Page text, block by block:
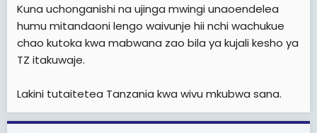
Alipoulizwa na Salim Kikeke kuhusu sababu za kauli hiyo
kuleta utata mkubwa, Waziri Saada amesema kuwa
pengine hali ya sasa ya kisiasa ya sasa imechangia
kuwepo kwa mihemko (sentiments) miongoni mwa
"Nadhani pengine sasa hivi hali tunayoiona kumekuwa
kuna hizo sentiments nyingi, politically. Lakini I don't
Kuna uchonganishi na ujinga mwingi unaoendelea
humu mitandaoni lengo waivunje hii nchi wachukue
chao kutoka kwa mabwana zao bila ya kujali kesho ya
TZ itakuwaje.
Lakini tutaitetea Tanzania kwa wivu mkubwa sana.